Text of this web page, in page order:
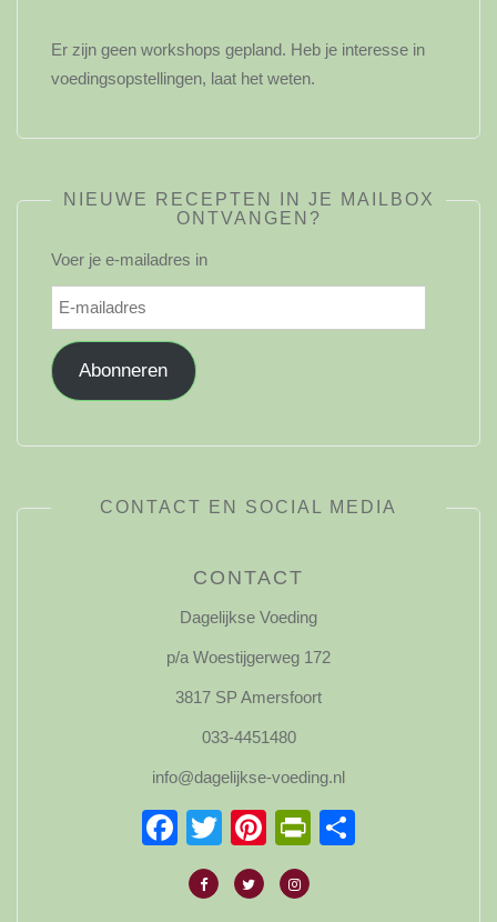
Er zijn geen workshops gepland. Heb je interesse in
voedingsopstellingen, laat het weten.
NIEUWE RECEPTEN IN JE MAILBOX
ONTVANGEN?
Voer je e-mailadres in
E-
mailadres
Abonneren
CONTACT EN SOCIAL MEDIA
CONTACT
Dagelijkse Voeding
p/a Woestijgerweg 172
3817 SP Amersfoort
033-4451480
info@dagelijkse-voeding.nl
Facebook
TwitterPinterest